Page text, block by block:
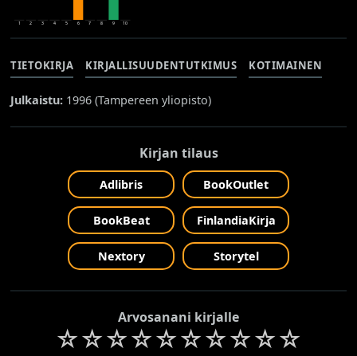
1 2 3 4 5 6 7 8 9 10
TIETOKIRJA KIRJALLISUUDENTUTKIMUS KOTIMAINEN
Julkaistu: 1996 (Tampereen yliopisto)
Kirjan tilaus
Adlibris BookOutlet
BookBeat FinlandiaKirja
Nextory Storytel
Arvosanani kirjalle
☆☆☆☆☆☆☆☆☆☆